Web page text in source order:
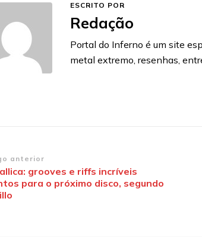
ESCRITO POR
Redação
Portal do Inferno é um site
metal extremo, resenhas,
anterior
grooves e riffs incríveis
para o próximo disco, segundo